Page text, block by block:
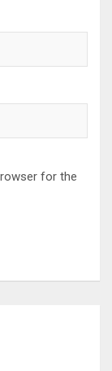
for the